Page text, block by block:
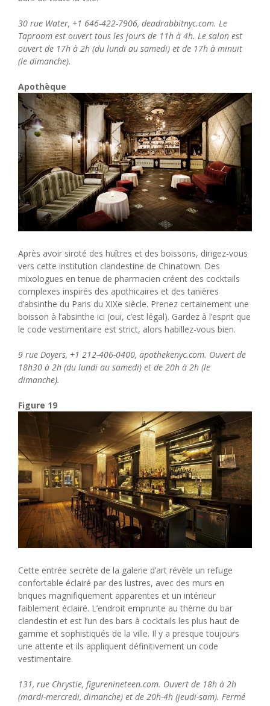
30 rue Water, +1 646-422-7906, deadrabbitnyc.com. Le
Taproom est ouvert tous les jours de 11h à 4h. Le salon est
ouvert de 17h à 2h (du lundi au samedi) et de 17h à minuit
(le dimanche).
Apothèque
Après avoir siroté des huîtres et des boissons, dirigez-vous
vers cette institution clandestine de Chinatown. Des
mixologues en tenue de pharmacien créent des cocktails
complexes inspirés des apothicaires et des tanières
d’absinthe du Paris du XIXe siècle. Prenez certainement une
boisson à l’absinthe ici (oui, c’est légal). Gardez à l’esprit que
le code vestimentaire est strict, alors habillez-vous bien.
9 rue Doyers, +1 212-406-0400, apothekenyc.com. Ouvert de
18h30 à 2h (du lundi au samedi) et de 20h à 2h (le
dimanche).
Figure 19
Cette entrée secrète de la galerie d’art révèle un refuge
confortable éclairé par des lustres, avec des murs en
briques magnifiquement apparentes et un intérieur
faiblement éclairé. L’endroit emprunte au thème du bar
clandestin et est l’un des bars à cocktails les plus haut de
gamme et sophistiqués de la ville. Il y a presque toujours
une attente et ils appliquent définitivement un code
vestimentaire.
131, rue Chrystie, figurenineteen.com. Ouvert de 18h à 2h
(mardi-mercredi, dimanche) et de 20h-4h (jeudi-sam). Fermé